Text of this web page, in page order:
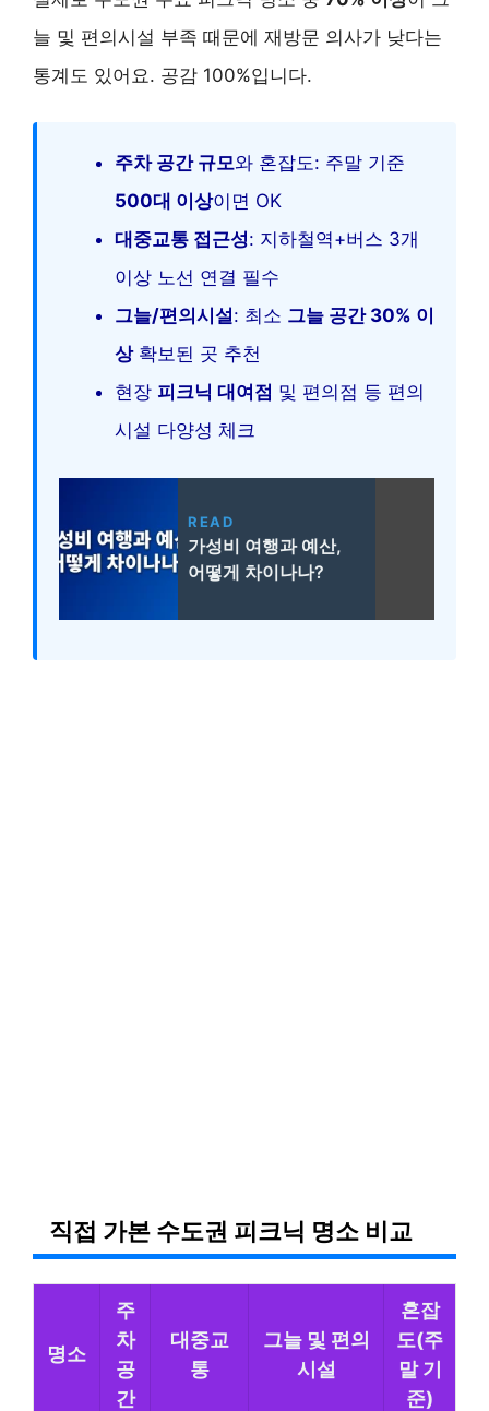
늘 및 편의시설 부족 때문에 재방문 의사가 낮다는
통계도 있어요. 공감 100%입니다.
주차 공간 규모와 혼잡도: 주말 기준
500대 이상이면 OK
대중교통 접근성: 지하철역+버스 3개
이상 노선 연결 필수
그늘/편의시설: 최소 그늘 공간 30% 이
상확보된 곳 추천
현장 피크닉 대여점 및 편의점 등 편의
시설 다양성 체크
READ
가성비 여행과 예산,
어떻게 차이나나?
직접 가본 수도권 피크닉 명소 비교
명소
주
차
공
간
대중교
통
그늘 및 편의
시설
혼잡
도(주
말 기
준)